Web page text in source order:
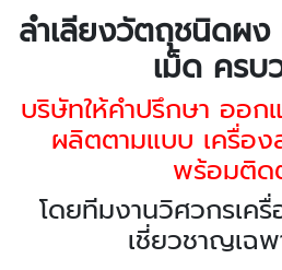
ลำเลียงวัตถุชนิดผง
เม็ด ครบ
บริษัทให้คำปรึกษา ออ
ผลิตตามแบบ เครื่อ
พร้อมติด
โดยทีมงานวิศวกรเค
เชี่ยวชาญเฉพ